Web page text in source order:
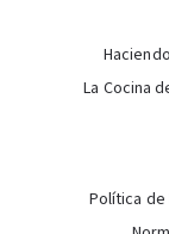
La Cocina
Política de